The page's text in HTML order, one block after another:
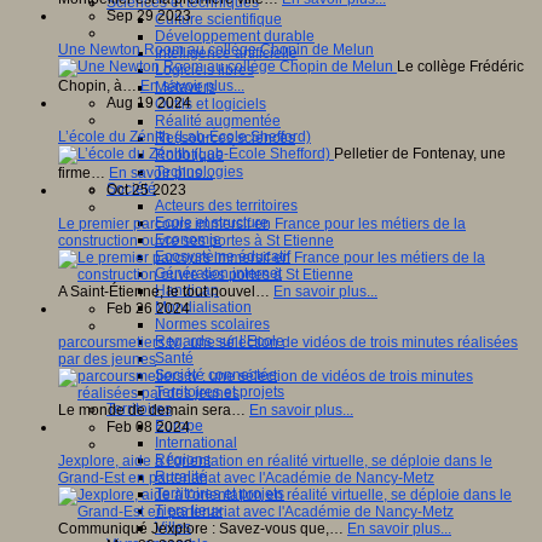
Culture scientifique
Développement durable
Intelligence artificielle
Logiciels libres
Métavers
Outils et logiciels
Réalité augmentée
Ressources sciences
Robotique
Technologies
Société
Acteurs des territoires
Ecole et structure
Economie
Ecosystème éducatif
Génération internet
Handicap
Mondialisation
Normes scolaires
Regards sur l’Ecole
Santé
Société connectée
Territoires et projets
Territoires
Europe
International
Régions
Ruralité
Territoires et projets
Tiers lieux
Villes
Sep 29 2023
Une Newton Room au collège Chopin de Melun
Le collège Frédéric
Chopin, à…En savoir plus...
Aug 19 2024
L’école du Zénith (Lab-École Shefford)
Pelletier de Fontenay, une
firme… En savoir plus...
Oct 25 2023
Le premier parcours immersif en France pour les métiers de la
construction ouvre ses portes à St Etienne
A Saint-Étienne, le tout nouvel… En savoir plus...
Feb 26 2024
parcoursmetiers.tv : une sélection de vidéos de trois minutes réalisées
par des jeunes
Le monde de demain sera… En savoir plus...
Feb 08 2024
Jexplore, aide à l'orientation en réalité virtuelle, se déploie dans le
Grand-Est en partenariat avec l'Académie de Nancy-Metz
Communiqué Jexplore : Savez-vous que,… En savoir plus...